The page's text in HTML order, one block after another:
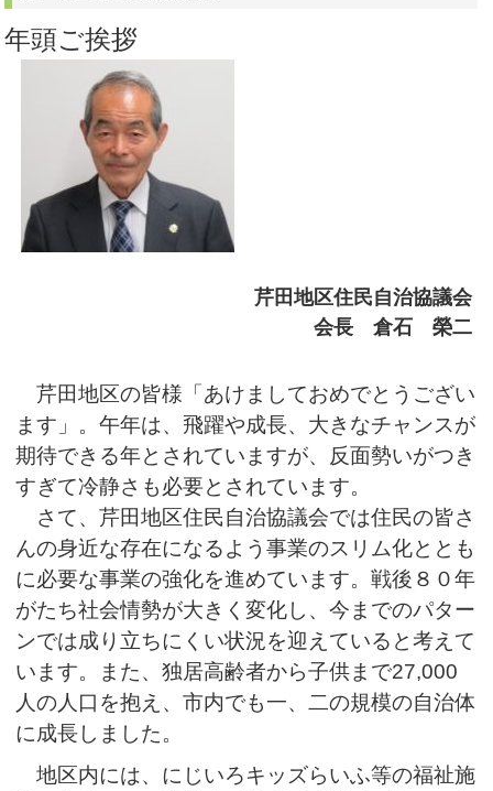
年頭ご挨拶
芹田地区住民自治協議会
会長 倉石 榮二
芹田地区の皆様「あけましておめでとうござい
ます」。午年は、飛躍や成長、大きなチャンスが
期待できる年とされていますが、反面勢いがつき
すぎて冷静さも必要とされています。
さて、芹田地区住民自治協議会では住民の皆さ
んの身近な存在になるよう事業のスリム化ととも
に必要な事業の強化を進めています。戦後８０年
がたち社会情勢が大きく変化し、今までのパター
ンでは成り立ちにくい状況を迎えていると考えて
います。また、独居高齢者から子供まで27,000
人の人口を抱え、市内でも一、二の規模の自治体
に成長しました。
地区内には、にじいろキッズらいふ等の福祉施